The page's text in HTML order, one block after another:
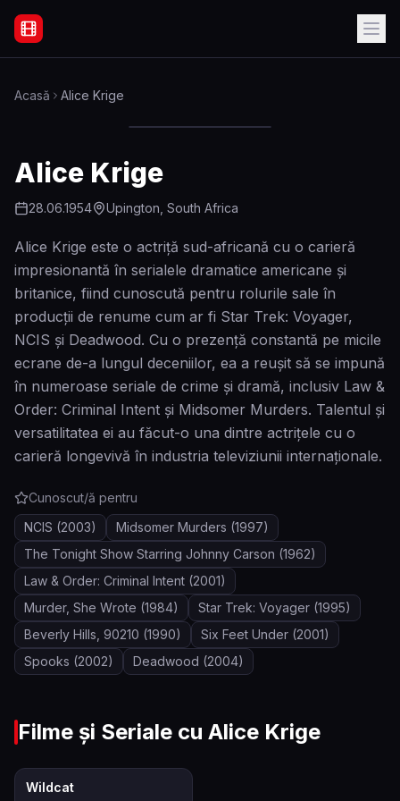
Filme Online Subtitrate - Acasă
Acasă Alice Krige
Alice Krige
28.06.1954 Upington, South Africa
Alice Krige este o actriță sud-africană cu o carieră
impresionantă în serialele dramatice americane și
britanice, fiind cunoscută pentru rolurile sale în
producții de renume cum ar fi Star Trek: Voyager,
NCIS și Deadwood. Cu o prezență constantă pe micile
ecrane de-a lungul deceniilor, ea a reușit să se impună
în numeroase seriale de crime și dramă, inclusiv Law &
Order: Criminal Intent și Midsomer Murders. Talentul și
versatilitatea ei au făcut-o una dintre actrițele cu o
carieră longevivă în industria televiziunii internaționale.
Cunoscut/ă pentru
NCIS (2003) Midsomer Murders (1997)
The Tonight Show Starring Johnny Carson (1962)
Law & Order: Criminal Intent (2001)
Murder, She Wrote (1984) Star Trek: Voyager (1995)
Beverly Hills, 90210 (1990) Six Feet Under (2001)
Spooks (2002) Deadwood (2004)
Filme și Seriale cu Alice Krige
Wildcat